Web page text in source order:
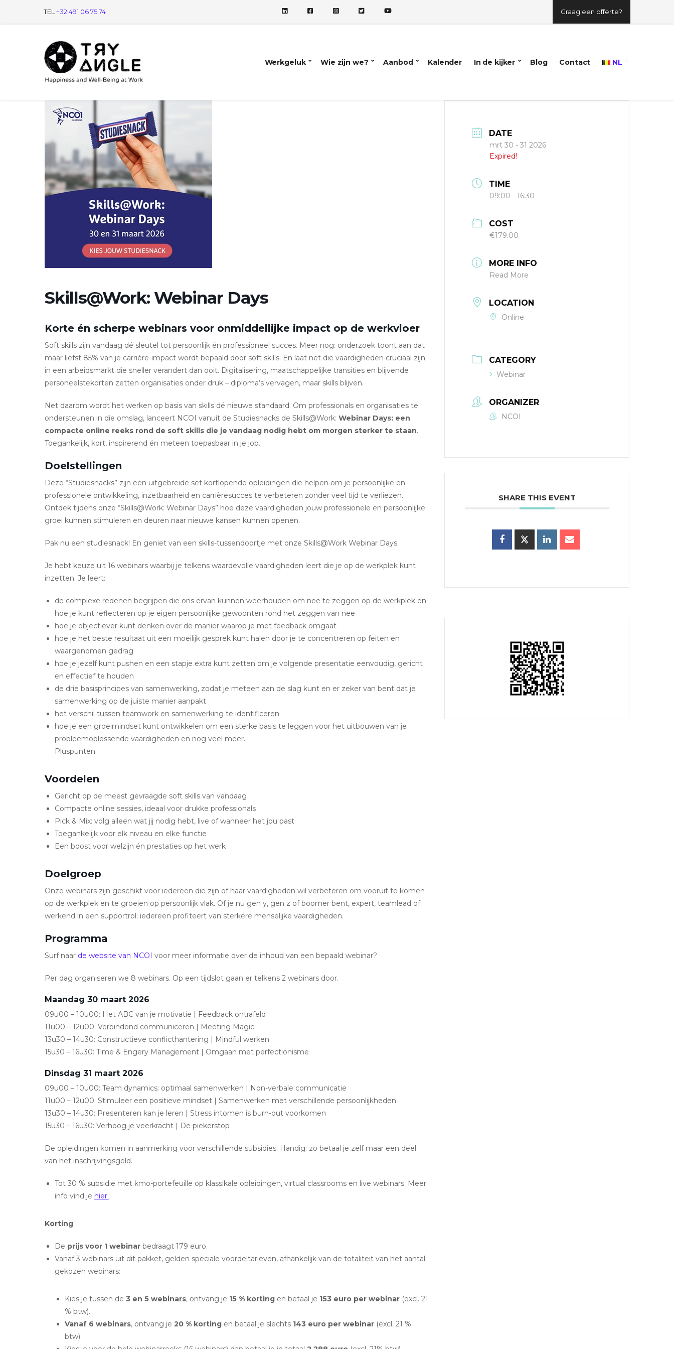
TEL +32 491 06 75 74 Graag een offerte?
Werkgeluk Wie zijn we? Aanbod Kalender In de kijker Blog Contact NL
Skills@Work: Webinar Days
Korte én scherpe webinars voor onmiddellijke impact op de werkvloer
Soft skills zijn vandaag dé sleutel tot persoonlijk én professioneel succes. Meer nog: onderzoek toont aan dat
maar liefst 85% van je carrière-impact wordt bepaald door soft skills. En laat net die vaardigheden cruciaal zijn
in een arbeidsmarkt die sneller verandert dan ooit. Digitalisering, maatschappelijke transities en blijvende
personeelstekorten zetten organisaties onder druk – diploma’s vervagen, maar skills blijven.
Net daarom wordt het werken op basis van skills dé nieuwe standaard. Om professionals en organisaties te
ondersteunen in die omslag, lanceert NCOI vanuit de Studiesnacks de Skills@Work: Webinar Days: een
compacte online reeks rond de soft skills die je vandaag nodig hebt om morgen sterker te staan.
Toegankelijk, kort, inspirerend én meteen toepasbaar in je job.
Doelstellingen
Deze “Studiesnacks” zijn een uitgebreide set kortlopende opleidingen die helpen om je persoonlijke en
professionele ontwikkeling, inzetbaarheid en carrièresucces te verbeteren zonder veel tijd te verliezen.
Ontdek tijdens onze “Skills@Work: Webinar Days” hoe deze vaardigheden jouw professionele en persoonlijke
groei kunnen stimuleren en deuren naar nieuwe kansen kunnen openen.
Pak nu een studiesnack! En geniet van een skills-tussendoortje met onze Skills@Work Webinar Days.
Je hebt keuze uit 16 webinars waarbij je telkens waardevolle vaardigheden leert die je op de werkplek kunt
inzetten. Je leert:
de complexe redenen begrijpen die ons ervan kunnen weerhouden om nee te zeggen op de werkplek en
hoe je kunt reflecteren op je eigen persoonlijke gewoonten rond het zeggen van nee
hoe je objectiever kunt denken over de manier waarop je met feedback omgaat
hoe je het beste resultaat uit een moeilijk gesprek kunt halen door je te concentreren op feiten en
waargenomen gedrag
hoe je jezelf kunt pushen en een stapje extra kunt zetten om je volgende presentatie eenvoudig, gericht
en effectief te houden
de drie basisprincipes van samenwerking, zodat je meteen aan de slag kunt en er zeker van bent dat je
samenwerking op de juiste manier aanpakt
het verschil tussen teamwork en samenwerking te identificeren
hoe je een groeimindset kunt ontwikkelen om een sterke basis te leggen voor het uitbouwen van je
probleemoplossende vaardigheden en nog veel meer.
Pluspunten
Voordelen
Gericht op de meest gevraagde soft skills van vandaag
Compacte online sessies, ideaal voor drukke professionals
Pick & Mix: volg alleen wat jij nodig hebt, live of wanneer het jou past
Toegankelijk voor elk niveau en elke functie
Een boost voor welzijn én prestaties op het werk
Doelgroep
Onze webinars zijn geschikt voor iedereen die zijn of haar vaardigheden wil verbeteren om vooruit te komen
op de werkplek en te groeien op persoonlijk vlak. Of je nu gen y, gen z of boomer bent, expert, teamlead of
werkend in een supportrol: iedereen profiteert van sterkere menselijke vaardigheden.
Programma
Surf naar de website van NCOI voor meer informatie over de inhoud van een bepaald webinar?
Per dag organiseren we 8 webinars. Op een tijdslot gaan er telkens 2 webinars door.
Maandag 30 maart 2026
09u00 – 10u00: Het ABC van je motivatie | Feedback ontrafeld
11u00 – 12u00: Verbindend communiceren | Meeting Magic
13u30 – 14u30: Constructieve conflicthantering | Mindful werken
15u30 – 16u30: Time & Engery Management | Omgaan met perfectionisme
Dinsdag 31 maart 2026
09u00 – 10u00: Team dynamics: optimaal samenwerken | Non-verbale communicatie
11u00 – 12u00: Stimuleer een positieve mindset | Samenwerken met verschillende persoonlijkheden
13u30 – 14u30: Presenteren kan je leren | Stress intomen is burn-out voorkomen
15u30 – 16u30: Verhoog je veerkracht | De piekerstop
De opleidingen komen in aanmerking voor verschillende subsidies. Handig: zo betaal je zelf maar een deel
van het inschrijvingsgeld.
Tot 30 % subsidie met kmo-portefeuille op klassikale opleidingen, virtual classrooms en live webinars. Meer
info vind je hier.
Korting
De prijs voor 1 webinar bedraagt 179 euro.
Vanaf 3 webinars uit dit pakket, gelden speciale voordeltarieven, afhankelijk van de totaliteit van het aantal
gekozen webinars:
Kies je tussen de 3 en 5 webinars, ontvang je 15 % korting en betaal je 153 euro per webinar (excl. 21
% btw).
Vanaf 6 webinars, ontvang je 20 % korting en betaal je slechts 143 euro per webinar (excl. 21 %
btw).
DATE
mrt 30 - 31 2026
Expired!
TIME
09:00 - 16:30
COST
€179.00
MORE INFO
Read More
LOCATION
Online
CATEGORY
Webinar
ORGANIZER
NCOI
SHARE THIS EVENT